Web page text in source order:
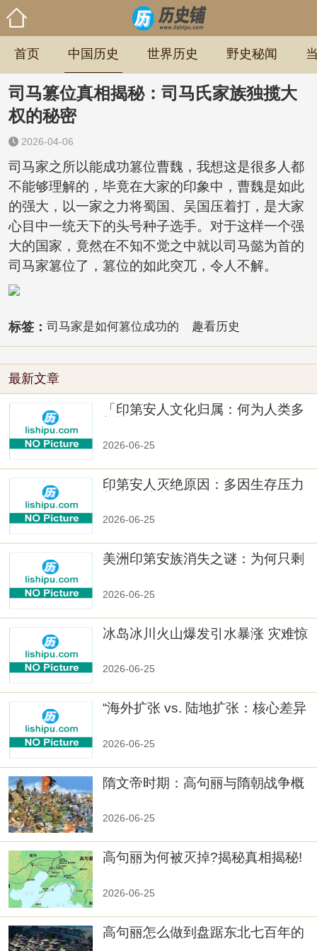
首页 中国历史 世界历史 野史秘闻
司马篡位真相揭秘：司马氏家族独揽大
权的秘密
2026-04-06
司马家之所以能成功篡位曹魏，我想这是很多人都
不能够理解的，毕竟在大家的印象中，曹魏是如此
的强大，以一家之力将蜀国、吴国压着打，是大家
心目中一统天下的头号种子选手。对于这样一个强
大的国家，竟然在不知不觉之中就以司马懿为首的
司马家篡位了，篡位的如此突兀，令人不解。
标签： 司马家是如何篡位成功的 趣看历史
最新文章
「印第安人文化归属：何为人类多
2026-06-25
印第安人灭绝原因：多因生存压力
2026-06-25
美洲印第安族消失之谜：为何只剩
2026-06-25
冰岛冰川火山爆发引水暴涨 灾难惊
2026-06-25
“海外扩张 vs. 陆地扩张：核心差异
2026-06-25
隋文帝时期：高句丽与隋朝战争概
2026-06-25
高句丽为何被灭掉?揭秘真相揭秘!
2026-06-25
高句丽怎么做到盘踞东北七百年的